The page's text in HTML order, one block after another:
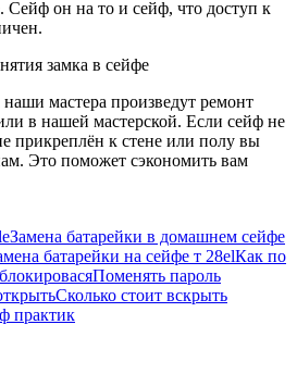
Сейф он на то и сейф, что доступ к
замка в сейфе
мастера произведут ремонт
в нашей мастерской. Если сейф не
прикреплён к стене или полу вы
Это поможет сэкономить вам
Замена батарейки в домашнем сейфе
батарейки на сейфе т 28elКак по
Поменять пароль
Сколько стоит вскрыть
практик